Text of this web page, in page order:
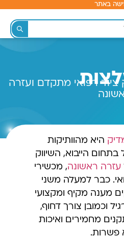
באתר
ציוד רפואי מתקדם ועזרה
היא מהוותיקות
בתחום הייבוא, השיווק
עזרה ראשונה, מכשירי
כבר למעלה משני
מענה מקיף ומקצועי
וכמובן צורך דחוף,
מחמירים ואיכות
פשרות.